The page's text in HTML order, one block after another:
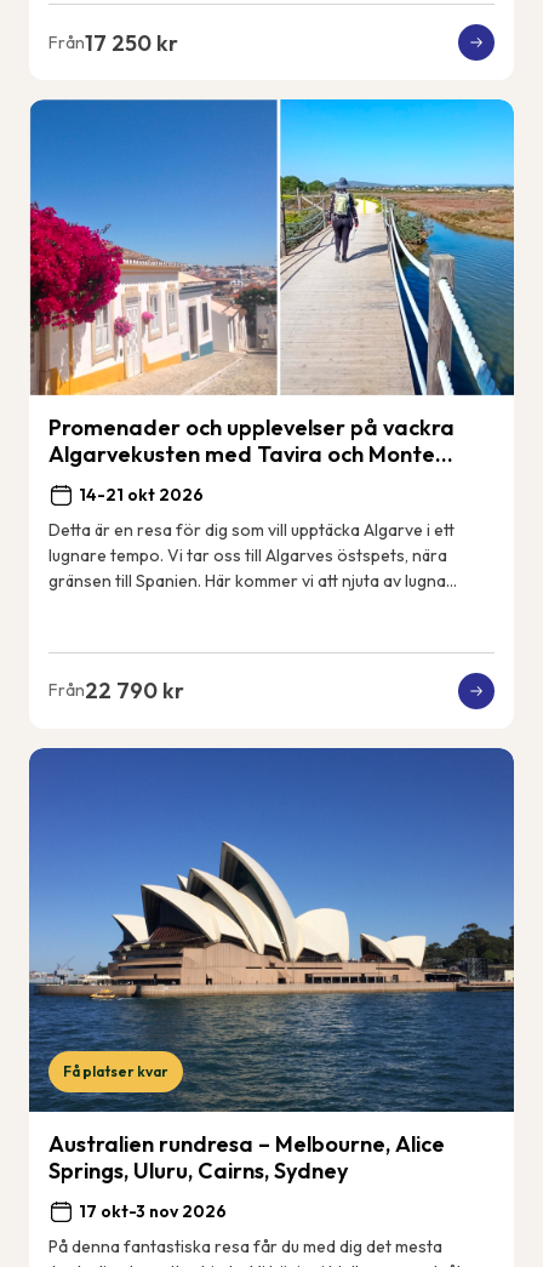
Från17 250 kr
Promenader och upplevelser på vackra
Algarvekusten med Tavira och Monte
Gordo.14-21 okt 2026
Detta är en resa för dig som vill upptäcka Algarve i ett
lugnare tempo. Vi tar oss till Algarves östspets, nära
gränsen till Spanien. Här kommer vi att njuta av lugna
Från22 790 kr
Få platser kvar
Australien rundresa – Melbourne, Alice
Springs, Uluru, Cairns, Sydney
17 okt-3 nov 2026
På denna fantastiska resa får du med dig det mesta